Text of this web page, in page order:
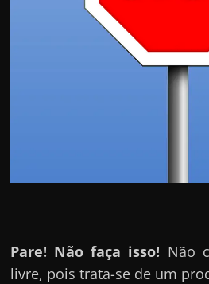
Pare! Não faça isso! Não
livre, pois trata-se de um